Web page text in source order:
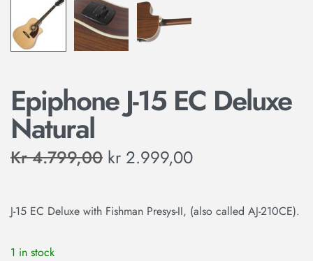
Epiphone J-15 EC Deluxe
Natural
Kr4.799,00 kr 2.999,00
J-15 EC Deluxe with Fishman Presys-II, (also called AJ-210CE).
1 in stock